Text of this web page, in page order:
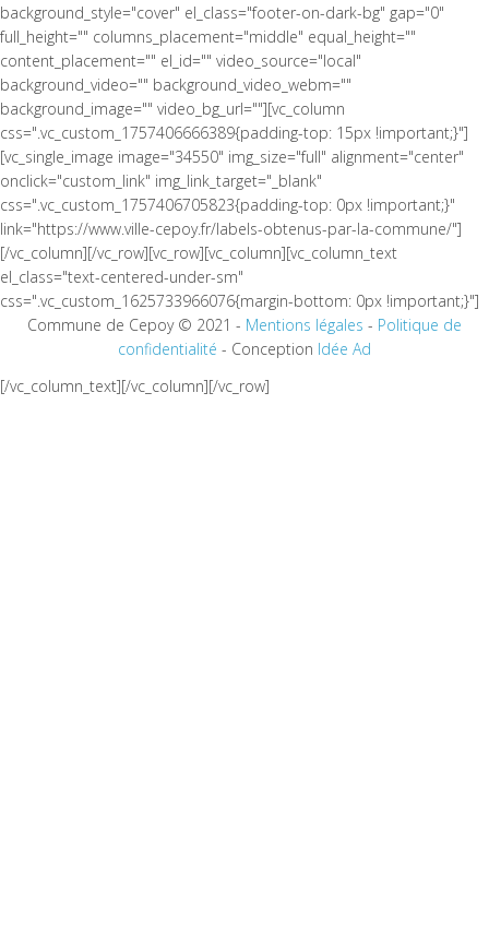
background_style="cover" el_class="footer-on-dark-bg" gap="0"
full_height="" columns_placement="middle" equal_height=""
content_placement="" el_id="" video_source="local"
background_video="" background_video_webm=""
background_image="" video_bg_url=""][vc_column
css=".vc_custom_1757406666389{padding-top: 15px !important;}"]
[vc_single_image image="34550" img_size="full" alignment="center"
onclick="custom_link" img_link_target="_blank"
css=".vc_custom_1757406705823{padding-top: 0px !important;}"
link="https://www.ville-cepoy.fr/labels-obtenus-par-la-commune/"]
[/vc_column][/vc_row][vc_row][vc_column][vc_column_text
el_class="text-centered-under-sm"
css=".vc_custom_1625733966076{margin-bottom: 0px !important;}"]
Commune de Cepoy © 2021 - Mentions légales - Politique de
confidentialité - Conception Idée Ad
[/vc_column_text][/vc_column][/vc_row]